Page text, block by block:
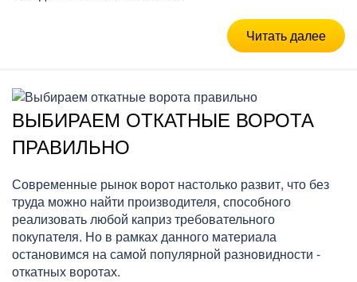
Читать далее
ВЫБИРАЕМ ОТКАТНЫЕ ВОРОТА
ПРАВИЛЬНО
Современные рынок ворот настолько развит, что без
труда можно найти производителя, способного
реализовать любой каприз требовательного
покупателя. Но в рамках данного материала
остановимся на самой популярной разновидности -
откатных воротах.